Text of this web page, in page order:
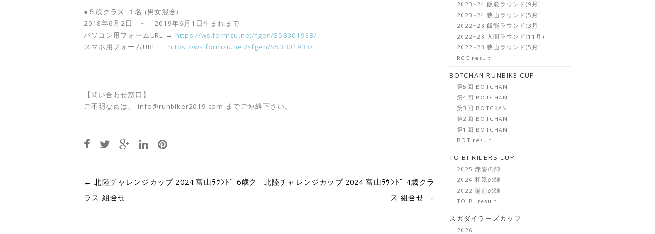
●５歳クラス １名 (男女混合)
2018年6月2日 ～ 2019年6月1日生まれまで
パソコン用フォームURL → https://ws.formzu.net/fgen/S53301933/
スマホ用フォームURL → https://ws.formzu.net/sfgen/S53301933/
【問い合わせ窓口】
ご不明な点は、 info@runbiker2019.com までご連絡下さい。
Post
navigation
← 北陸チャレンジカップ 2024 富山ﾗｳﾝﾄﾞ 6歳ク
ラス 組合せ
北陸チャレンジカップ 2024 富山ﾗｳﾝﾄﾞ 4歳クラ
ス 組合せ →
2023~24 飯能ラウンド(9月)
2023~24 狭山ラウンド(5月)
2022~23 飯能ラウンド(3月)
2022~23 入間ラウンド(11月)
2022~23 狭山ラウンド(5月)
RCC result
BOTCHAN RUNBIKE CUP
第5回 BOTCHAN
第4回 BOTCHAN
第3回 BOTCKAN
第2回 BOTCHAN
第1回 BOTCHAN
BOT result
TO-BI RIDERS CUP
2025 赤磐の陣
2024 和気の陣
2022 備前の陣
TO-BI result
スガダイラーズカップ
2026